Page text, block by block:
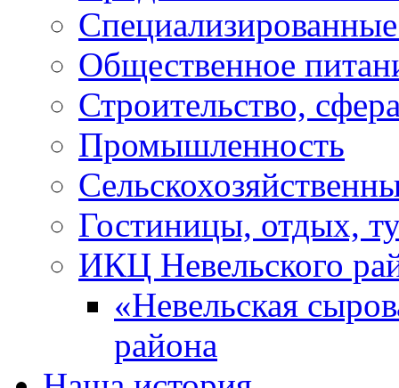
Общественное
Строительство,
Промышленность
Гостиницы, отдых,
ИКЦ Невельского
«Невельская
района